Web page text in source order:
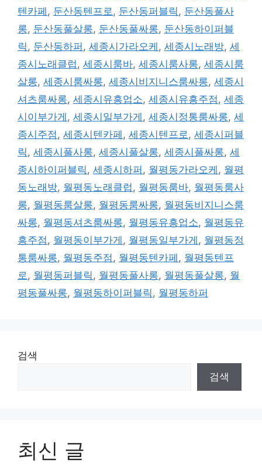
텐카페 , 둔산동텐프로, 둔산동퍼블릭, 둔산동풀사
롱, 둔산동풀살롱, 둔산동풀싸롱, 둔산동하이퍼블
릭, 둔산동하퍼 , 세종시가라오케 , 세종시노래방, 세
종시노래클럽, 세종시룸바, 세종시룸사롱, 세종시룸
살롱, 세종시룸싸롱, 세종시비지니스룸싸롱, 세종시
셔츠룸싸롱, 세종시유흥업소, 세종시유흥주점, 세종
시이부가게 , 세종시일부가게 , 세종시정통룸싸롱, 세
종시주점, 세종시텐카페 , 세종시텐프로, 세종시퍼블
릭, 세종시풀사롱, 세종시풀살롱, 세종시풀싸롱, 세
종시하이퍼블릭, 세종시하퍼 , 월평동가라오케 , 월평
동노래방, 월평동노래클럽, 월평동룸바, 월평동룸사
롱, 월평동룸살롱, 월평동룸싸롱, 월평동비지니스룸
싸롱, 월평동셔츠룸싸롱, 월평동유흥업소, 월평동유
흥주점, 월평동이부가게 , 월평동일부가게 , 월평동정
통룸싸롱, 월평동주점, 월평동텐카페 , 월평동텐프
로, 월평동퍼블릭, 월평동풀사롱, 월평동풀살롱, 월
평동풀싸롱, 월평동하이퍼블릭, 월평동하퍼
검색
검색
최신 글